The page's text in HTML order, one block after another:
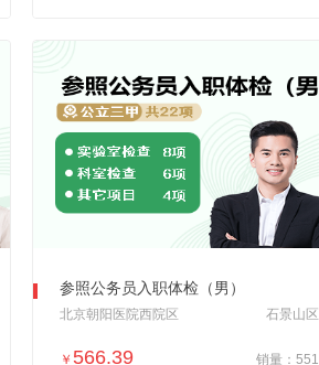
参照公务员入职体检（男）
北京朝阳医院西院区 石景山区
￥ 566.39 销量：551